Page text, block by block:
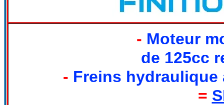
- Moteur
de 125cc
- Freins
=